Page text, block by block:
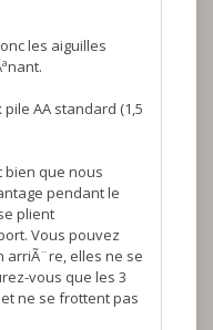
les aiguilles
AA standard (1,5
bien que nous
pendant le
plient
Vous pouvez
arriÃ¨re, elles ne se
vous que les 3
ne se frottent pas